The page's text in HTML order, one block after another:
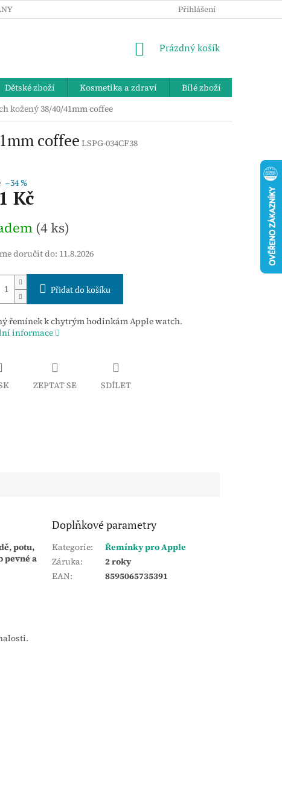
OSOBNÍCH ÚDAJŮ ZPĚTNÝ ODBĚR
Přihlášení
NÁKUPNÍ
Prázdný košík
Dětské zboží Kosmetika a zdraví Bílé zboží
kožený 38/40/41mm coffee
coffee LSPG-034CF38
–34 %
Kč
(4 ks)
doručit do: 11.8.2026
Přidat do košíku
řemínek k chytrým hodinkám Apple watch.
informace
ZEPTAT SE SDÍLET
potu,
pevné a
Doplňkové parametry
Kategorie:
Řemínky pro Apple
Záruka:
2 roky
EAN: 8595065735391